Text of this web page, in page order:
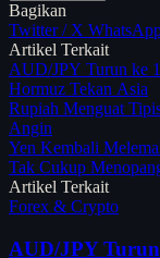
Bagikan
Twitter / X
Artikel Terkait
AUD/JPY Turun ke
Hormuz Tekan Asia
Rupiah Menguat
Angin
Yen Kembali
Tak Cukup
Artikel Terkait
Forex & Crypto
AUD/JPY